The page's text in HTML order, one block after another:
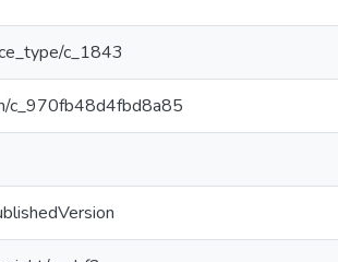
c_1843
c_970fb48d4fbd8a85